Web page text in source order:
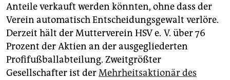
Anteile verkauft werden könnten, ohne dass der
Verein automatisch Entscheidungsgewalt verlöre.
Derzeit hält der Mutterverein HSV e. V. über 76
Prozent der Aktien an der ausgegliederten
Profifußballabteilung. Zweitgrößter
Gesellschafter ist derMehrheitsaktionär des